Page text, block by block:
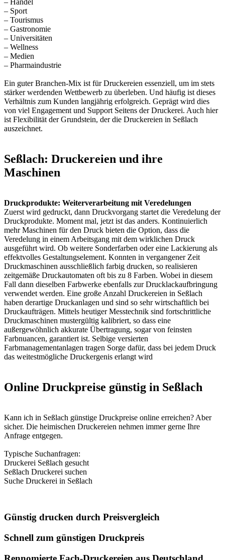
– Handel
– Sport
– Tourismus
– Gastronomie
– Universitäten
– Wellness
– Medien
– Pharmaindustrie
Ein guter Branchen-Mix ist für Druckereien essenziell, um im stets
stärker werdenden Wettbewerb zu überleben. Und häufig ist dieses
Verhältnis zum Kunden langjährig erfolgreich. Geprägt wird dies
von viel Engagement und Support Seitens der Druckerei. Auch hier
ist Flexibilität der Grundstein, der die Druckereien in Seßlach
auszeichnet.
Seßlach: Druckereien und ihre
Maschinen
Druckprodukte: Weiterverarbeitung mit Veredelungen
Zuerst wird gedruckt, dann Druckvorgang startet die Veredelung der
Druckprodukte. Moment mal, jetzt ist das anders. Kontinuierlich
mehr Maschinen für den Druck bieten die Option, dass die
Veredelung in einem Arbeitsgang mit dem wirklichen Druck
ausgeführt wird. Ob weitere Sonderfarben oder eine Lackierung als
effektvolles Gestaltungselement. Konnten in vergangener Zeit
Druckmaschinen ausschließlich farbig drucken, so realisieren
zeitgemäße Druckautomaten oft bis zu 8 Farben. Wobei in diesem
Fall dann dieselben Farbwerke ebenfalls zur Drucklackaufbringung
verwendet werden. Eine große Anzahl Druckereien in Seßlach
haben derartige Druckanlagen und sind so sehr wirtschaftlich bei
Druckaufträgen. Mittels heutiger Messtechnik sind fortschrittliche
Druckmaschinen mustergültig kalibriert, so dass eine
außergewöhnlich akkurate Übertragung, sogar von feinsten
Farbnuancen, garantiert ist. Selbige versierten
Farbmanagementanlagen tragen Sorge dafür, dass bei jedem Druck
das weitestmögliche Druckergenis erlangt wird
Online Druckpreise günstig in Seßlach
Kann ich in Seßlach günstige Druckpreise online erreichen? Aber
sicher. Die heimischen Druckereien nehmen immer gerne Ihre
Anfrage entgegen.
Typische Suchanfragen:
Druckerei Seßlach gesucht
Seßlach Druckerei suchen
Suche Druckerei in Seßlach
Günstig drucken durch Preisvergleich
Schnell zum günstigen Druckpreis